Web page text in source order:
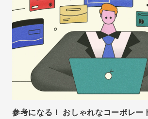
参考になる！ おしゃれなコーポレー